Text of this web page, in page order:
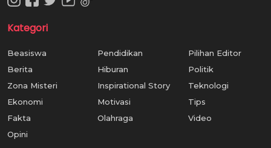
Kategori
Beasiswa
Berita
Zona Misteri
Ekonomi
Fakta
Opini
Pendidikan
Hiburan
Inspirational Story
Motivasi
Olahraga
Pilihan Editor
Politik
Teknologi
Tips
Video